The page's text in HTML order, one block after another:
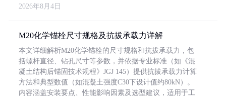
2026年8月4日
M20化学锚栓尺寸规格及抗拔承载力详解
本文详细解析M20化学锚栓的尺寸规格和抗拔承载力，包
括螺杆直径、钻孔尺寸等参数，并依据专业标准（如《混
凝土结构后锚固技术规程》JGJ 145）提供抗拔承载力计算
方法和典型数值（如混凝土强度C30下设计值约80kN）。
内容涵盖安装要点、性能影响因素及选型建议，适用于工